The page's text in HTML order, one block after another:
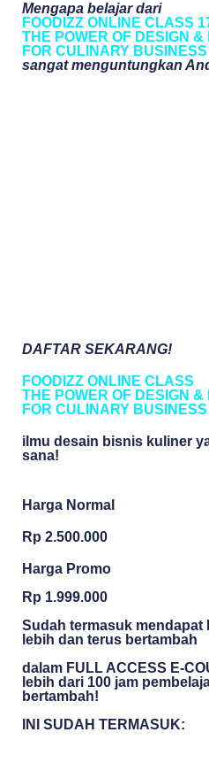
Mengapa belajar dari
FOODIZZ ONLINE CLASS
THE POWER OF DESIGN
FOR CULINARY BUSINESS
sangat menguntungkan
DAFTAR SEKARANG!
FOODIZZ ONLINE CLASS
THE POWER OF DESIGN
FOR CULINARY BUSINESS
ilmu desain bisnis kuliner
sana!
Harga Normal
Rp 2.500.000
Harga Promo
Rp 1.999.000
Sudah termasuk mendapat
lebih dan terus bertambah
dalam FULL ACCESS E-
lebih dari 100 jam
bertambah!
INI SUDAH TERMASUK: